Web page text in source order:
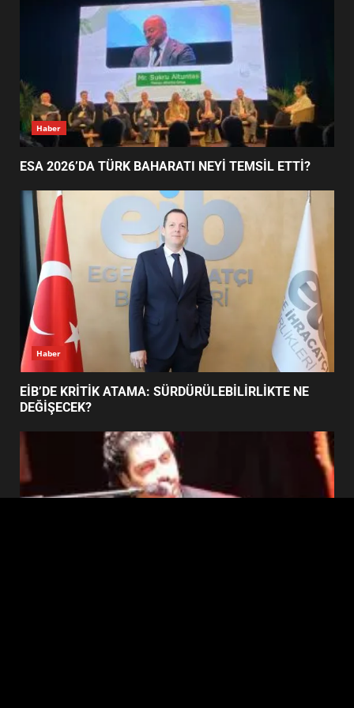
DEĞİŞECEK?
4
EDREMİT’İN GURURU TÜRKİYE
FİNALİNDE NE BAŞARDI?
5
UZATILDI: NE DEĞİŞTİ?
6
BURHANİYE SATRANÇ
TURNUVASI KAYITLARI NEYİ
DEĞİŞTİRİYOR?
BURHANİYE BELEDİYESPOR’DA
YENİ YÖNETİM NASIL
Haber
ESA 2026’DA TÜRK BAHARATI NEYİ TEMSİL ETTİ?
Haber
EİB’DE KRİTİK ATAMA: SÜRDÜRÜLEBİLİRLİKTE NE
DEĞİŞECEK?